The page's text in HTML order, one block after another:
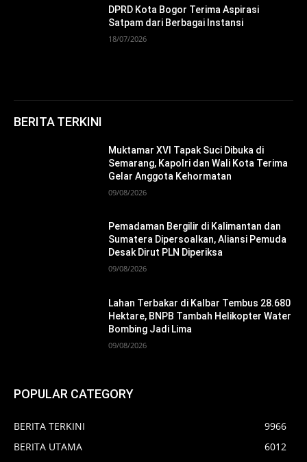
DPRD Kota Bogor Terima Aspirasi
Satpam dari Berbagai Instansi
18/07/2026
BERITA TERKINI
Muktamar XVI Tapak Suci Dibuka di
Semarang, Kapolri dan Wali Kota Terima
Gelar Anggota Kehormatan
09/08/2026
Pemadaman Bergilir di Kalimantan dan
Sumatera Dipersoalkan, Aliansi Pemuda
Desak Dirut PLN Diperiksa
09/08/2026
Lahan Terbakar di Kalbar Tembus 28.680
Hektare, BNPB Tambah Helikopter Water
Bombing Jadi Lima
09/08/2026
POPULAR CATEGORY
BERITA TERKINI
9966
BERITA UTAMA
6012